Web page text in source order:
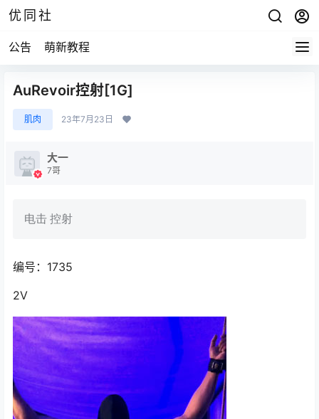
优同社
公告 萌新教程
AuRevoir控射[1G]
肌肉 23年7月23日
大一
7哥
电击 控射
编号：1735
2V